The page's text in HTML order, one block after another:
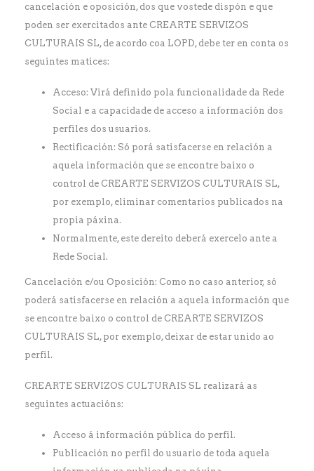
cancelación e oposición, dos que vostede dispón e que
poden ser exercitados ante CREARTE SERVIZOS
CULTURAIS SL, de acordo coa LOPD, debe ter en conta os
seguintes matices:
Acceso: Virá definido pola funcionalidade da Rede
Social e a capacidade de acceso a información dos
perfiles dos usuarios.
Rectificación: Só porá satisfacerse en relación a
aquela información que se encontre baixo o
control de CREARTE SERVIZOS CULTURAIS SL,
por exemplo, eliminar comentarios publicados na
propia páxina.
Normalmente, este dereito deberá exercelo ante a
Rede Social.
Cancelación e/ou Oposición: Como no caso anterior, só
poderá satisfacerse en relación a aquela información que
se encontre baixo o control de CREARTE SERVIZOS
CULTURAIS SL, por exemplo, deixar de estar unido ao
perfil.
CREARTE SERVIZOS CULTURAIS SL realizará as
seguintes actuacións:
Acceso á información pública do perfil.
Publicación no perfil do usuario de toda aquela